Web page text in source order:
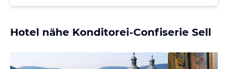
Hotel nähe Konditorei-Confiserie Sell